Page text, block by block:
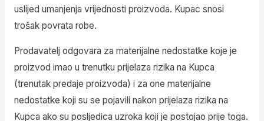
uslijed umanjenja vrijednosti proizvoda. Kupac snosi
trošak povrata robe.
Prodavatelj odgovara za materijalne nedostatke koje je
proizvod imao u trenutku prijelaza rizika na Kupca
(trenutak predaje proizvoda) i za one materijalne
nedostatke koji su se pojavili nakon prijelaza rizika na
Kupca ako su posljedica uzroka koji je postojao prije toga.